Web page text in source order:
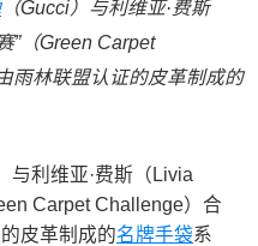
（Gucci）与利维亚·费斯
”（Green Carpet
雨林联盟认证的皮革制成的
与利维亚·费斯（Livia
Carpet Challenge）合
皮革制成的名牌手袋系